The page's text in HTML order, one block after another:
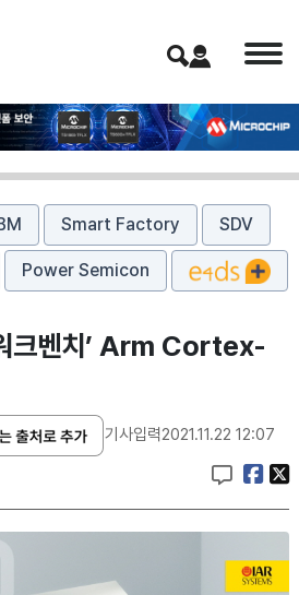
Smart Factory SDV
Power Semicon
크벤치’ Arm Cortex-
기사입력2021.11.22 12:07